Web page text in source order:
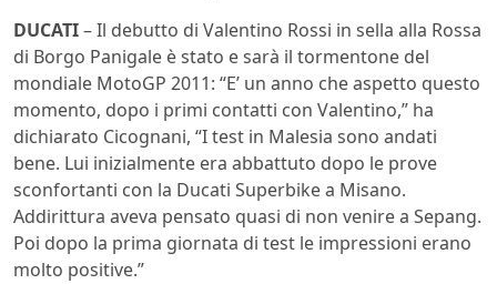
DUCATI– Il debutto di Valentino Rossi in sella alla Rossa
di Borgo Panigale è stato e sarà il tormentone del
mondiale MotoGP 2011: “E’ un anno che aspetto questo
momento, dopo i primi contatti con Valentino,” ha
dichiarato Cicognani, “I test in Malesia sono andati
bene. Lui inizialmente era abbattuto dopo le prove
sconfortanti con la Ducati Superbike a Misano.
Addirittura aveva pensato quasi di non venire a Sepang.
Poi dopo la prima giornata di test le impressioni erano
molto positive.”